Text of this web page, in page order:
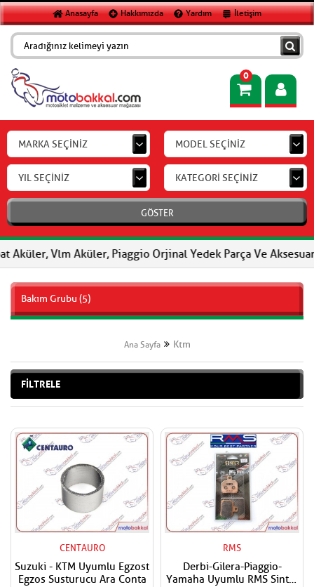
Anasayfa Hakkımızda Yardım İletişim
0
MARKA SEÇİNİZ MODEL SEÇİNİZ
YIL SEÇİNİZ KATEGORİ SEÇİNİZ
GÖSTER
Vlm Aküler, Piaggio Orjinal Yedek Parça Ve Aksesuar,
Bakım Grubu (5)
Ana Sayfa Ktm
FİLTRELE
CENTAURO
Suzuki - KTM Uyumlu Egzost
Egzos Susturucu Ara Conta
RMS
Derbi-Gilera-Piaggio-
Yamaha Uyumlu RMS Sinter